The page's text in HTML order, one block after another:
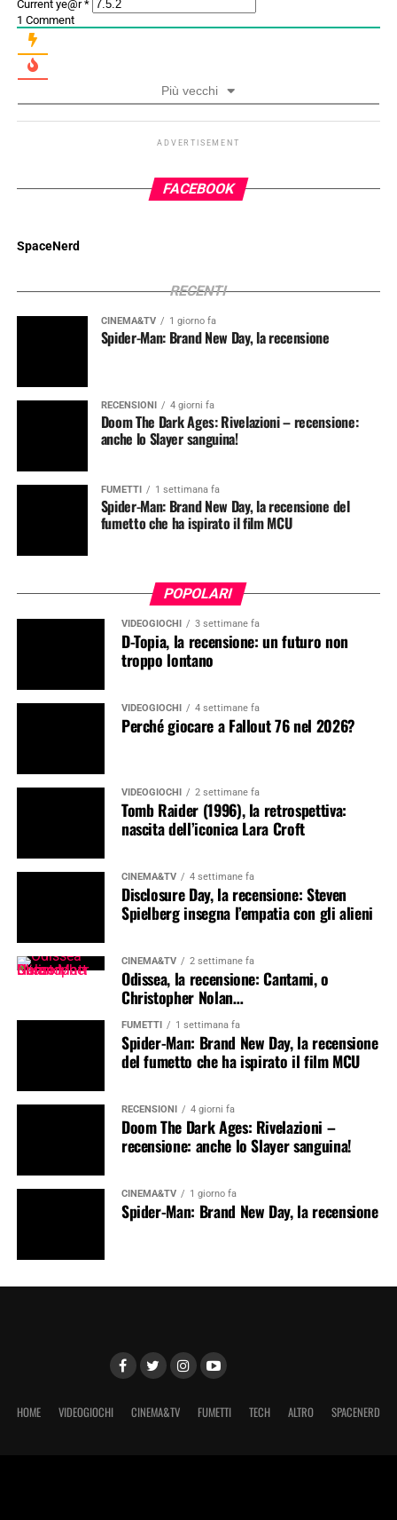
Current ye@r*
1 Comment
Più vecchi
ADVERTISEMENT
FACEBOOK
SpaceNerd
RECENTI
CINEMA&TV 1 giorno fa
Spider-Man: Brand New Day, la recensione
RECENSIONI 4 giorni fa
Doom The Dark Ages: Rivelazioni – recensione:
anche lo Slayer sanguina!
FUMETTI 1 settimana fa
Spider-Man: Brand New Day, la recensione del
fumetto che ha ispirato il film MCU
POPOLARI
VIDEOGIOCHI 3 settimane fa
D-Topia, la recensione: un futuro non
troppo lontano
VIDEOGIOCHI 4 settimane fa
Perché giocare a Fallout 76 nel 2026?
VIDEOGIOCHI 2 settimane fa
Tomb Raider (1996), la retrospettiva:
nascita dell’iconica Lara Croft
CINEMA&TV 4 settimane fa
Disclosure Day, la recensione: Steven
Spielberg insegna l’empatia con gli alieni
CINEMA&TV 2 settimane fa
Odissea, la recensione: Cantami, o
Christopher Nolan…
FUMETTI 1 settimana fa
Spider-Man: Brand New Day, la recensione
del fumetto che ha ispirato il film MCU
RECENSIONI 4 giorni fa
Doom The Dark Ages: Rivelazioni –
recensione: anche lo Slayer sanguina!
CINEMA&TV 1 giorno fa
Spider-Man: Brand New Day, la recensione
HOME VIDEOGIOCHI CINEMA&TV FUMETTI TECH ALTRO SPACENERD